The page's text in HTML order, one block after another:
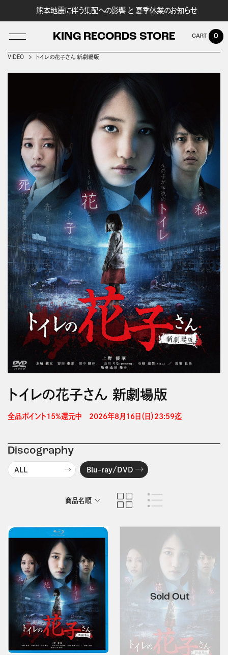
熊本地震に伴う集配への影響 と 夏季休業のお知らせ
KING RECORDS STORE 0
VIDEO トイレの花子さん 新劇場版
トイレの花子さん 新劇場版
全品ポイント15%還元中　2026年8月16日（日）23:59迄
Discography
ALL Blu-ray/DVD
商品名順